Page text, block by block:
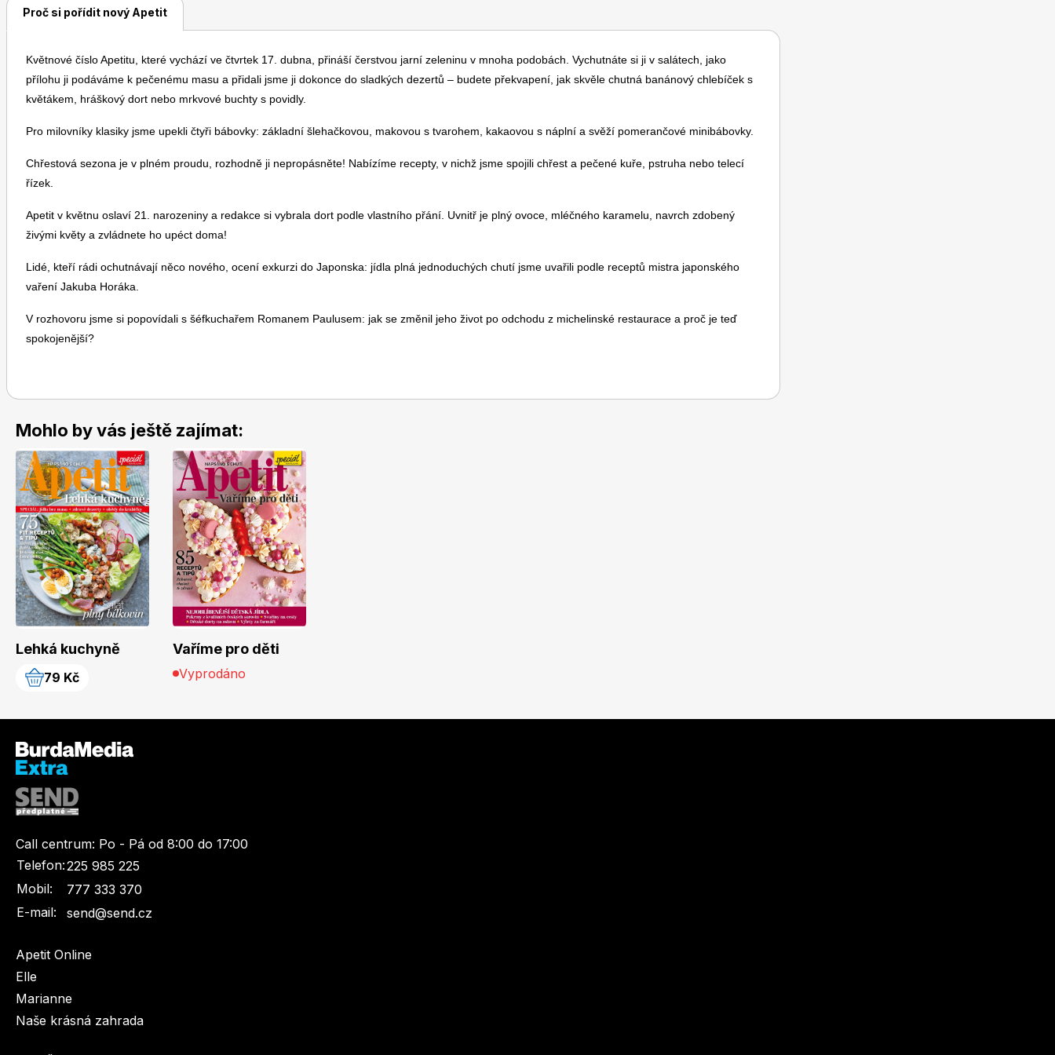
Proč si pořídit nový Apetit
Květnové číslo Apetitu, které vychází ve čtvrtek 17. dubna, přináší čerstvou jarní zeleninu v mnoha podobách. Vychutnáte si ji v salátech, jako
přílohu ji podáváme k pečenému masu a přidali jsme ji dokonce do sladkých dezertů – budete překvapení, jak skvěle chutná banánový chlebíček s
květákem, hráškový dort nebo mrkvové buchty s povidly.
Pro milovníky klasiky jsme upekli čtyři bábovky: základní šlehačkovou, makovou s tvarohem, kakaovou s náplní a svěží pomerančové minibábovky.
Chřestová sezona je v plném proudu, rozhodně ji nepropásněte! Nabízíme recepty, v nichž jsme spojili chřest a pečené kuře, pstruha nebo telecí
řízek.
Apetit v květnu oslaví 21. narozeniny a redakce si vybrala dort podle vlastního přání. Uvnitř je plný ovoce, mléčného karamelu, navrch zdobený
živými květy a zvládnete ho upéct doma!
Lidé, kteří rádi ochutnávají něco nového, ocení exkurzi do Japonska: jídla plná jednoduchých chutí jsme uvařili podle receptů mistra japonského
vaření Jakuba Horáka.
V rozhovoru jsme si popovídali s šéfkuchařem Romanem Paulusem: jak se změnil jeho život po odchodu z michelinské restaurace a proč je teď
spokojenější?
Mohlo by vás ještě zajímat:
Lehká kuchyně
79 Kč
Vaříme pro děti
Vyprodáno
Call centrum: Po - Pá od 8:00 do 17:00
Telefon:225 985 225
Mobil:
777 333 370
E-mail:
send@send.cz
Apetit Online
Elle
Marianne
Naše krásná zahrada